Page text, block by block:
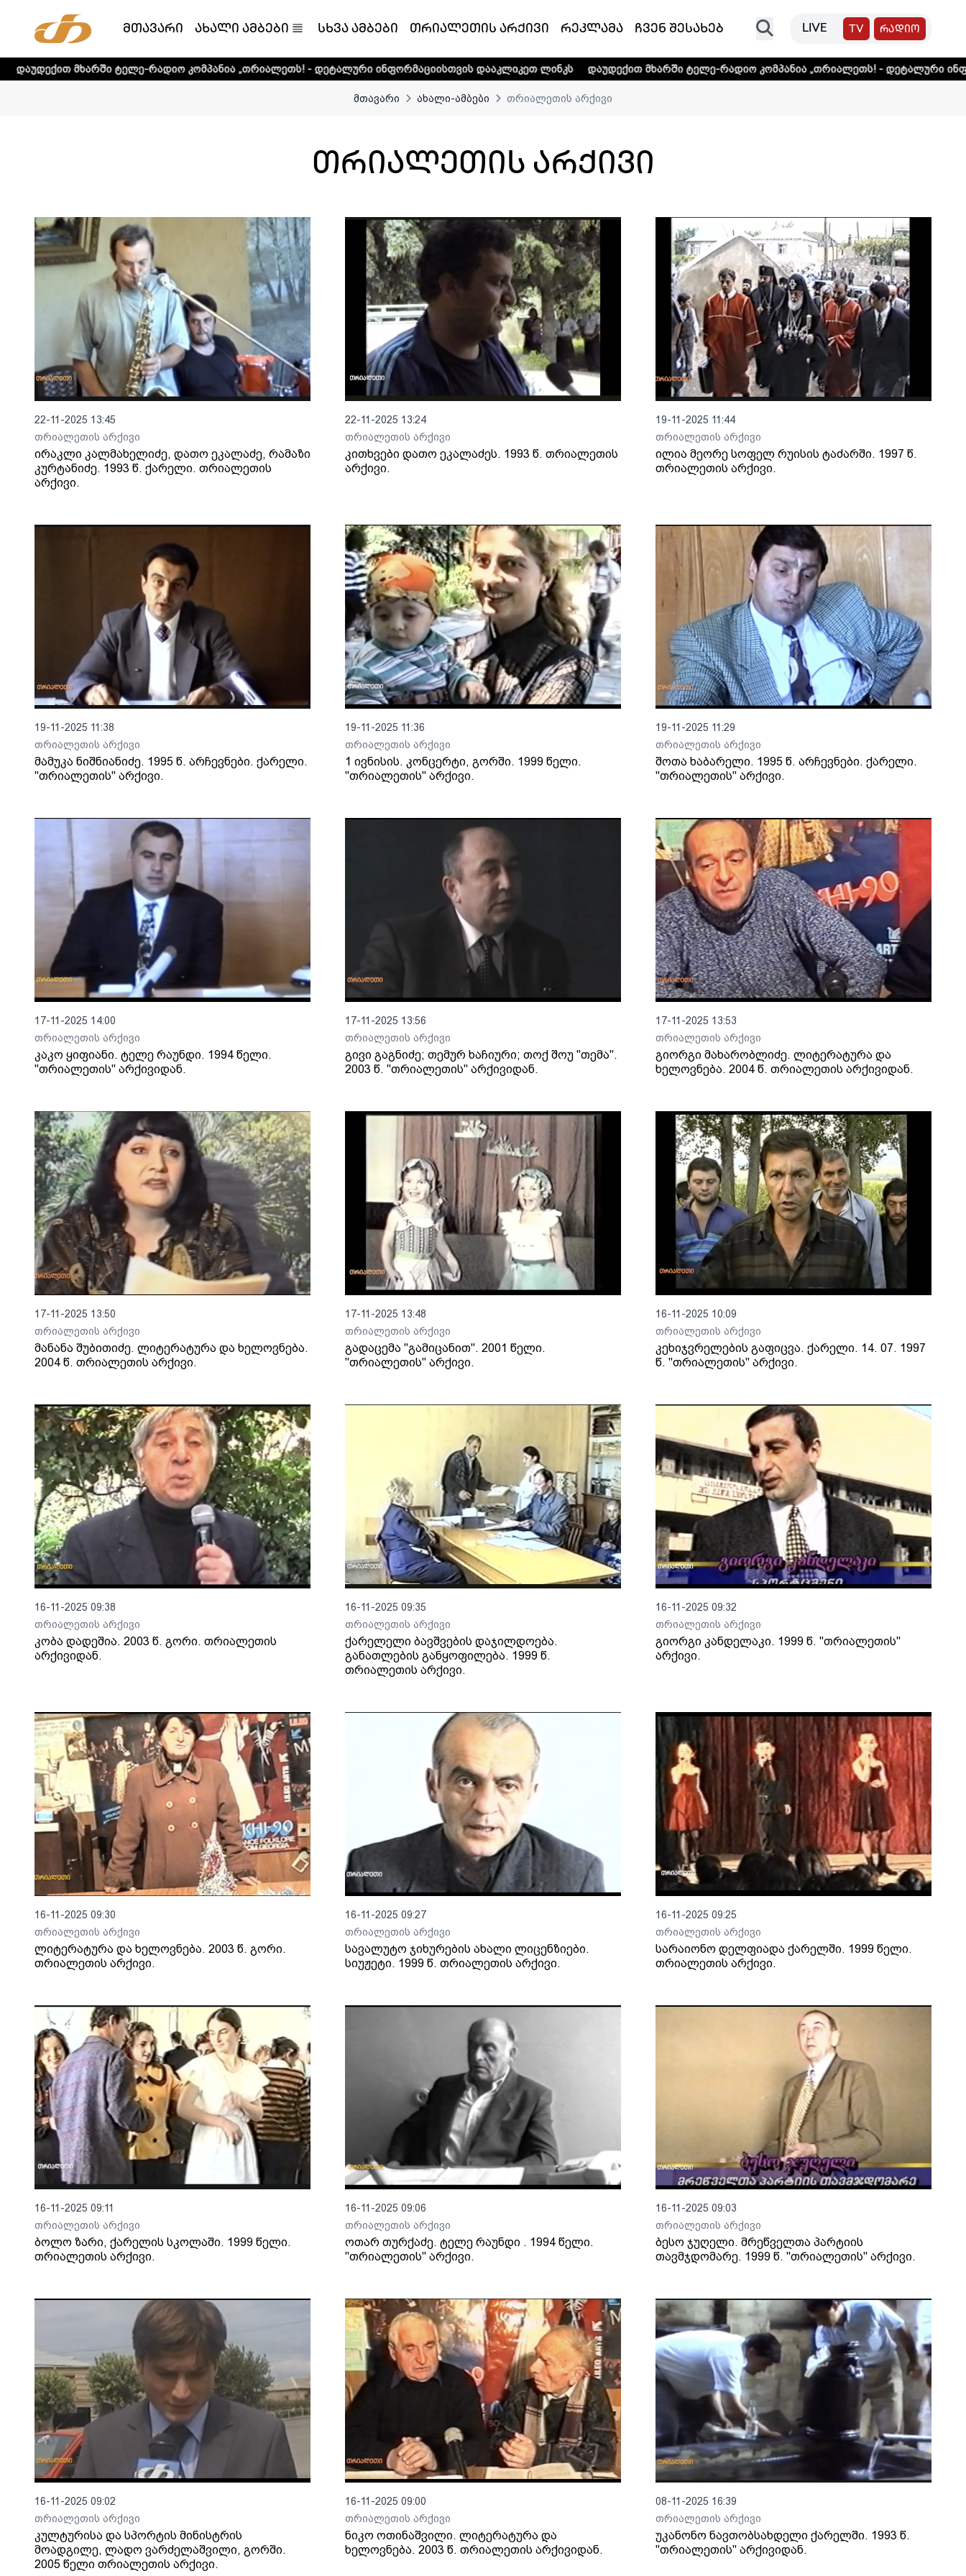
მთავარი ახალი ამბები სხვა ამბები თრიალეთის არქივი რეკლამა ჩვენ შესახებ LIVE TV რადიო
რადიო კომპანია „თრიალეთს! - დეტალური ინფორმაციისთვის დააკლიკეთ ლინკს დაუდექით მხარში ტელე-რადიო კომპანია „თრიალეთს! - დეტალური ინფორმაციისთვის
მთავარი ახალი-ამბები თრიალეთის არქივი
თრიალეთის არქივი
22-11-2025 13:45
თრიალეთის არქივი
ირაკლი კალმახელიძე, დათო ეკალაძე, რამაზი
კურტანიძე. 1993 წ. ქარელი. თრიალეთის
არქივი.
22-11-2025 13:24
თრიალეთის არქივი
კითხვები დათო ეკალაძეს. 1993 წ. თრიალეთის
არქივი.
19-11-2025 11:44
თრიალეთის არქივი
ილია მეორე სოფელ რუისის ტაძარში. 1997 წ.
თრიალეთის არქივი.
19-11-2025 11:38
თრიალეთის არქივი
მამუკა ნიშნიანიძე. 1995 წ. არჩევნები. ქარელი.
"თრიალეთის" არქივი.
19-11-2025 11:36
თრიალეთის არქივი
1 ივნისის. კონცერტი, გორში. 1999 წელი.
"თრიალეთის" არქივი.
19-11-2025 11:29
თრიალეთის არქივი
შოთა ხაბარელი. 1995 წ. არჩევნები. ქარელი.
"თრიალეთის" არქივი.
17-11-2025 14:00
თრიალეთის არქივი
კაკო ყიფიანი. ტელე რაუნდი. 1994 წელი.
"თრიალეთის" არქივიდან.
17-11-2025 13:56
თრიალეთის არქივი
გივი გაგნიძე; თემურ ხაჩიური; თოქ შოუ "თემა".
2003 წ. "თრიალეთის" არქივიდან.
17-11-2025 13:53
თრიალეთის არქივი
გიორგი მახარობლიძე. ლიტერატურა და
ხელოვნება. 2004 წ. თრიალეთის არქივიდან.
17-11-2025 13:50
თრიალეთის არქივი
მანანა შუბითიძე. ლიტერატურა და ხელოვნება.
2004 წ. თრიალეთის არქივი.
17-11-2025 13:48
თრიალეთის არქივი
გადაცემა "გამიცანით". 2001 წელი.
"თრიალეთის" არქივი.
16-11-2025 10:09
თრიალეთის არქივი
კეხიჯვრელების გაფიცვა. ქარელი. 14. 07. 1997
წ. "თრიალეთის" არქივი.
16-11-2025 09:38
თრიალეთის არქივი
კობა დადეშია. 2003 წ. გორი. თრიალეთის
არქივიდან.
16-11-2025 09:35
თრიალეთის არქივი
ქარელელი ბავშვების დაჯილდოება.
განათლების განყოფილება. 1999 წ.
თრიალეთის არქივი.
16-11-2025 09:32
თრიალეთის არქივი
გიორგი კანდელაკი. 1999 წ. "თრიალეთის"
არქივი.
16-11-2025 09:30
თრიალეთის არქივი
ლიტერატურა და ხელოვნება. 2003 წ. გორი.
თრიალეთის არქივი.
16-11-2025 09:27
თრიალეთის არქივი
სავალუტო ჯიხურების ახალი ლიცენზიები.
სიუჟეტი. 1999 წ. თრიალეთის არქივი.
16-11-2025 09:25
თრიალეთის არქივი
სარაიონო დელფიადა ქარელში. 1999 წელი.
თრიალეთის არქივი.
16-11-2025 09:11
თრიალეთის არქივი
ბოლო ზარი, ქარელის სკოლაში. 1999 წელი.
თრიალეთის არქივი.
16-11-2025 09:06
თრიალეთის არქივი
ოთარ თურქაძე. ტელე რაუნდი . 1994 წელი.
"თრიალეთის" არქივი.
16-11-2025 09:03
თრიალეთის არქივი
ბესო ჯუღელი. მრეწველთა პარტიის
თავმჯდომარე. 1999 წ. "თრიალეთის" არქივი.
16-11-2025 09:02
თრიალეთის არქივი
კულტურისა და სპორტის მინისტრის
მოადგილე, ლადო ვარძელაშვილი, გორში.
2005 წელი თრიალეთის არქივი.
16-11-2025 09:00
თრიალეთის არქივი
ნიკო ოთინაშვილი. ლიტერატურა და
ხელოვნება. 2003 წ. თრიალეთის არქივიდან.
08-11-2025 16:39
თრიალეთის არქივი
უკანონო ნავთობსახდელი ქარელში. 1993 წ.
"თრიალეთის" არქივიდან.